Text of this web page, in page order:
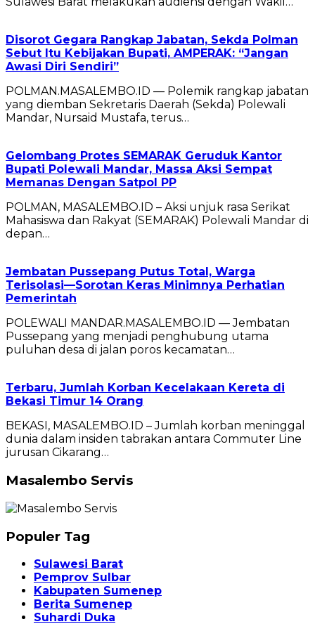
Disorot Gegara Rangkap Jabatan, Sekda Polman
Sebut Itu Kebijakan Bupati, AMPERAK: “Jangan
Awasi Diri Sendiri”
POLMAN.MASALEMBO.ID — Polemik rangkap jabatan
yang diemban Sekretaris Daerah (Sekda) Polewali
Mandar, Nursaid Mustafa, terus…
Gelombang Protes SEMARAK Geruduk Kantor
Bupati Polewali Mandar, Massa Aksi Sempat
Memanas Dengan Satpol PP
POLMAN, MASALEMBO.ID – Aksi unjuk rasa Serikat
Mahasiswa dan Rakyat (SEMARAK) Polewali Mandar di
depan…
Jembatan Pussepang Putus Total, Warga
Terisolasi—Sorotan Keras Minimnya Perhatian
Pemerintah
POLEWALI MANDAR.MASALEMBO.ID — Jembatan
Pussepang yang menjadi penghubung utama
puluhan desa di jalan poros kecamatan…
Terbaru, Jumlah Korban Kecelakaan Kereta di
Bekasi Timur 14 Orang
BEKASI, MASALEMBO.ID – Jumlah korban meninggal
dunia dalam insiden tabrakan antara Commuter Line
jurusan Cikarang…
Masalembo Servis
Populer Tag
Sulawesi Barat
Pemprov Sulbar
Kabupaten Sumenep
Berita Sumenep
Suhardi Duka